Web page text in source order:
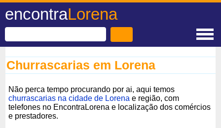
encontraLorena
Churrascarias em Lorena
Não perca tempo procurando por ai, aqui temos
churrascarias na cidade de Lorena e região, com
telefones no EncontraLorena e localização dos comércios
e prestadores.